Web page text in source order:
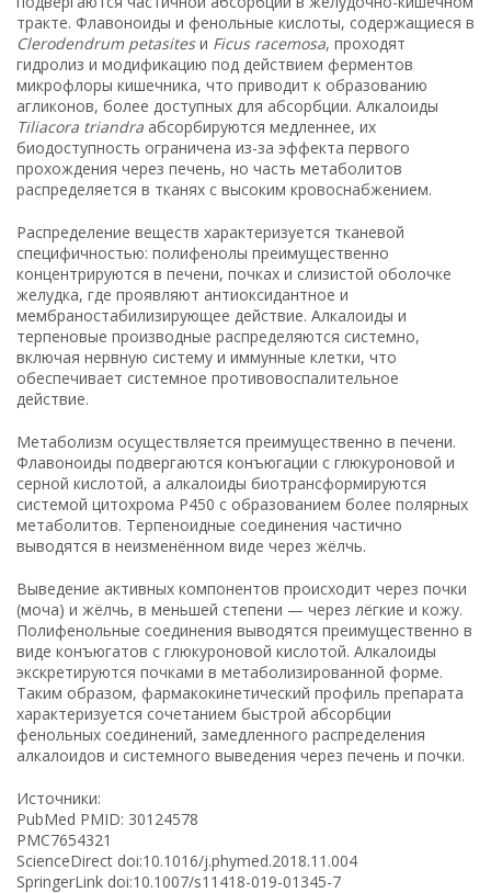
тракте. Флавоноиды и фенольные кислоты, содержащиеся в
Clerodendrum petasitesи Ficus racemosa, проходят
гидролиз и модификацию под действием ферментов
микрофлоры кишечника, что приводит к образованию
агликонов, более доступных для абсорбции. Алкалоиды
Tiliacora triandra абсорбируются медленнее, их
биодоступность ограничена из-за эффекта первого
прохождения через печень, но часть метаболитов
распределяется в тканях с высоким кровоснабжением.
Распределение веществ характеризуется тканевой
специфичностью: полифенолы преимущественно
концентрируются в печени, почках и слизистой оболочке
желудка, где проявляют антиоксидантное и
мембраностабилизирующее действие. Алкалоиды и
терпеновые производные распределяются системно,
включая нервную систему и иммунные клетки, что
обеспечивает системное противовоспалительное
действие.
Метаболизм осуществляется преимущественно в печени.
Флавоноиды подвергаются конъюгации с глюкуроновой и
серной кислотой, а алкалоиды биотрансформируются
системой цитохрома P450 с образованием более полярных
метаболитов. Терпеноидные соединения частично
выводятся в неизменённом виде через жёлчь.
Выведение активных компонентов происходит через почки
(моча) и жёлчь, в меньшей степени — через лёгкие и кожу.
Полифенольные соединения выводятся преимущественно в
виде конъюгатов с глюкуроновой кислотой. Алкалоиды
экскретируются почками в метаболизированной форме.
Таким образом, фармакокинетический профиль препарата
характеризуется сочетанием быстрой абсорбции
фенольных соединений, замедленного распределения
алкалоидов и системного выведения через печень и почки.
Источники:
PubMed PMID: 30124578
PMC7654321
ScienceDirect doi:10.1016/j.phymed.2018.11.004
SpringerLink doi:10.1007/s11418-019-01345-7